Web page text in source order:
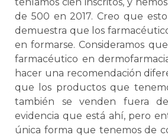
teníamos cien inscritos, y
de 500 en 2017. Creo que
demuestra que los
en formarse. Consideramos
farmacéutico en
hacer una recomendación
que los productos que
también se venden fuera
evidencia que está ahí, pero
única forma que tenemos de